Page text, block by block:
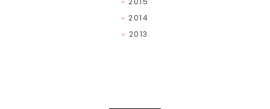
2014
2013